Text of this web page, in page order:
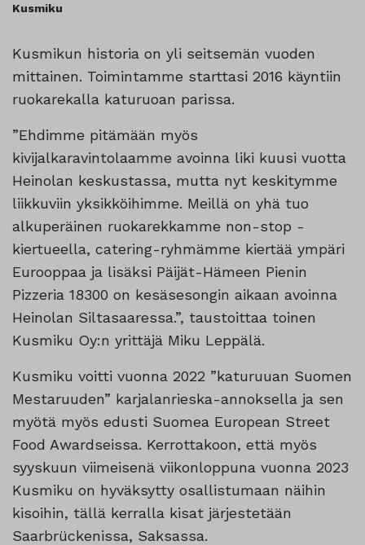
Kusmiku
Kusmikun historia on yli seitsemän vuoden
mittainen. Toimintamme starttasi 2016 käyntiin
ruokarekalla katuruoan parissa.
”Ehdimme pitämään myös
kivijalkaravintolaamme avoinna liki kuusi vuotta
Heinolan keskustassa, mutta nyt keskitymme
liikkuviin yksikköihimme. Meillä on yhä tuo
alkuperäinen ruokarekkamme non-stop -
kiertueella, catering-ryhmämme kiertää ympäri
Eurooppaa ja lisäksi Päijät-Hämeen Pienin
Pizzeria 18300 on kesäsesongin aikaan avoinna
Heinolan Siltasaaressa.”, taustoittaa toinen
Kusmiku Oy:n yrittäjä Miku Leppälä.
Kusmiku voitti vuonna 2022 ”katuruuan Suomen
Mestaruuden” karjalanrieska-annoksella ja sen
myötä myös edusti Suomea European Street
Food Awardseissa. Kerrottakoon, että myös
syyskuun viimeisenä viikonloppuna vuonna 2023
Kusmiku on hyväksytty osallistumaan näihin
kisoihin, tällä kerralla kisat järjestetään
Saarbrückenissa, Saksassa.